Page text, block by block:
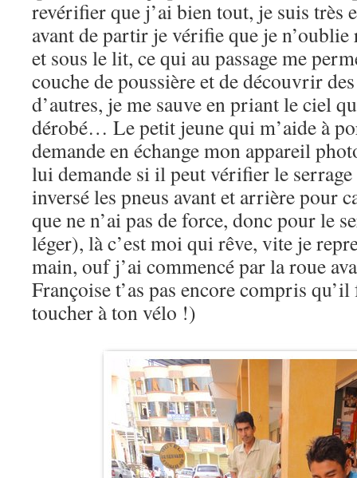
revérifier que j’ai bien tout, je suis très
avant de partir je vérifie que je
et sous le lit, ce qui au passage me
couche de poussière et de découvrir
d’autres, je me sauve en priant le ciel
dérobé… Le petit jeune qui m’aide à
demande en échange mon appareil
lui demande si il peut vérifier le
inversé les pneus avant et arrière pour
que ne n’ai pas de force, donc pour le
léger), là c’est moi qui rêve, vite je
main, ouf j’ai commencé par la roue
Françoise t’as pas encore compris
toucher à ton vélo !)